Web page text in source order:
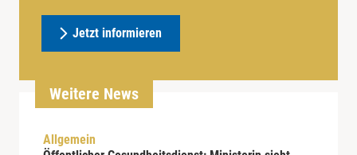
Jetzt informieren
Weitere News
Allgemein